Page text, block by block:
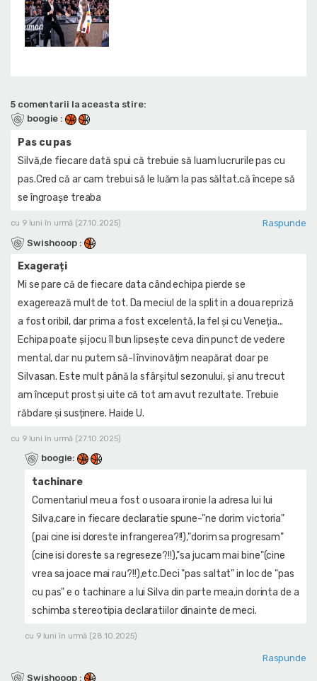
5 comentarii la aceasta stire:
boogie :
Pas cu pas
Silvă,de fiecare dată spui că trebuie să luam lucrurile pas cu
pas.Cred că ar cam trebui să le luăm la pas săltat,că începe să
se îngroașe treaba
cu 9 luni în urmă (27.10.2025)
Raspunde
Swishooop :
Exagerați
Mi se pare că de fiecare data când echipa pierde se
exagerează mult de tot. Da meciul de la split in a doua repriză
a fost oribil, dar prima a fost excelentă, la fel și cu Veneția...
Echipa poate și jocu îl bun lipsește ceva din punct de vedere
mental, dar nu putem să-l învinovățim neapărat doar pe
Silvasan. Este mult până la sfârșitul sezonului, și anu trecut
am început prost și uite că tot am avut rezultate. Trebuie
răbdare și susținere. Haide U.
cu 9 luni în urmă (27.10.2025)
boogie:
tachinare
Comentariul meu a fost o usoara ironie la adresa lui lui
Silva,care in fiecare declaratie spune-"ne dorim victoria"
(pai cine isi doreste infrangerea?!!),"dorim sa progresam"
(cine isi doreste sa regreseze?!!),"sa jucam mai bine"(cine
vrea sa joace mai rau?!!),etc.Deci "pas saltat" in loc de "pas
cu pas" e o tachinare a lui Silva din parte mea,in dorinta de a
schimba stereotipia declaratiilor dinainte de meci.
cu 9 luni în urmă (28.10.2025)
Raspunde
Swishooop :